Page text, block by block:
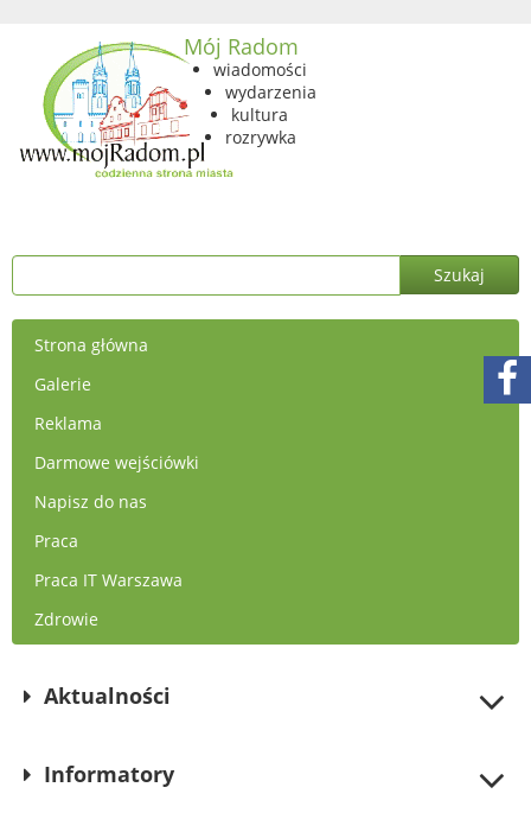
Mój Radom
wiadomości
wydarzenia
kultura
rozrywka
Strona główna
Galerie
Reklama
Darmowe wejściówki
Napisz do nas
Praca
Praca IT Warszawa
Zdrowie
Aktualności
Informatory